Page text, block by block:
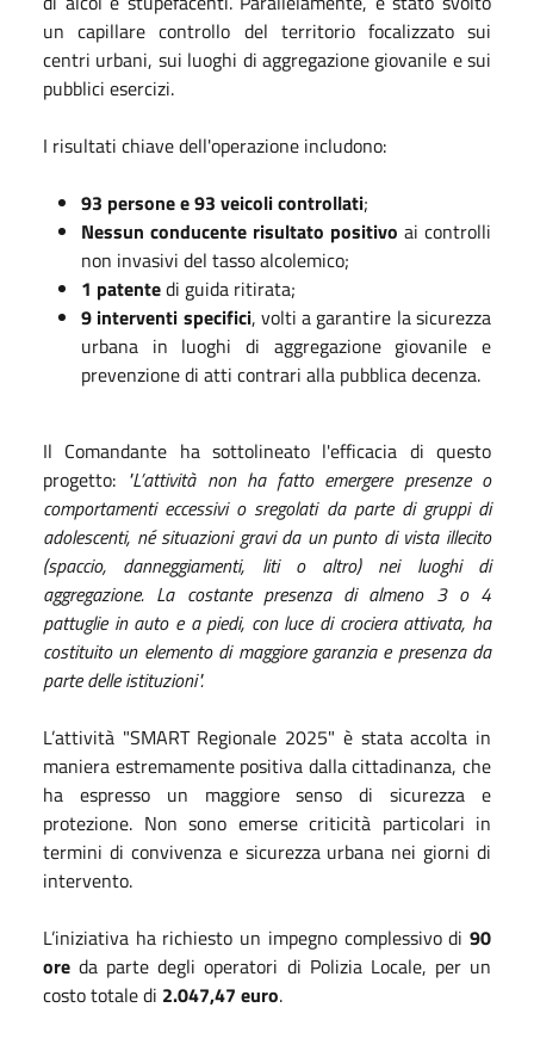
un capillare controllo del territorio focalizzato sui
centri urbani, sui luoghi di aggregazione giovanile e sui
pubblici esercizi.
I risultati chiave dell'operazione includono:
93 persone e 93 veicoli controllati;
Nessun conducente risultato positivo ai controlli
non invasivi del tasso alcolemico;
1 patentedi guida ritirata;
9 interventi specifici, volti a garantire la sicurezza
urbana in luoghi di aggregazione giovanile e
prevenzione di atti contrari alla pubblica decenza.
Il Comandante ha sottolineato l'efficacia di questo
progetto: "L’attività non ha fatto emergere presenze o
comportamenti eccessivi o sregolati da parte di gruppi di
adolescenti, né situazioni gravi da un punto di vista illecito
(spaccio, danneggiamenti, liti o altro) nei luoghi di
aggregazione. La costante presenza di almeno 3 o 4
pattuglie in auto e a piedi, con luce di crociera attivata, ha
costituito un elemento di maggiore garanzia e presenza da
parte delle istituzioni".
L’attività "SMART Regionale 2025" è stata accolta in
maniera estremamente positiva dalla cittadinanza, che
ha espresso un maggiore senso di sicurezza e
protezione. Non sono emerse criticità particolari in
termini di convivenza e sicurezza urbana nei giorni di
intervento.
L’iniziativa ha richiesto un impegno complessivo di 90
ore da parte degli operatori di Polizia Locale, per un
costo totale di 2.047,47 euro.